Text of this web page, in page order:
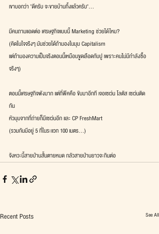
เขาบอกว่า "ดีครับ จะขายบ้านทิ้งแล้วครับ"...
มีคนถามแอดต่อ เศรษฐกิจแบบนี้ Marketing ช่วยได้ไหม?
(คิดในใจจริงๆ มันช่วยได้ถ้ามองในมุม Capitalism
แต่ถ้ามองความเป็นจริงตอนนี้เหมือนขูดเลือดกับปู เพราะคนไม่มีกำลังซื้อ
จริงๆ)
ตอนนี้เศรษฐกิจพังมาก แต่ที่พีคคือ ขับมาอีกที เจอเซเว่น โลตัส เซเว่นติด
กัน
หัวมุมจากที่ถ่ายก็มีเซเว่นอีก และ CP FreshMart
(รวมกันมีอยู่ 5 ที่ในระแวก 100 เมตร...)
จังหวะนี้สายป่านสั้นตายหมด กลัวสายป่านยาวจะกินต่อ
Recent Posts See All